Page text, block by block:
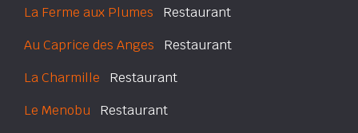
La Ferme aux Plumes Restaurant
Au Caprice des Anges Restaurant
La Charmille Restaurant
Le Menobu Restaurant